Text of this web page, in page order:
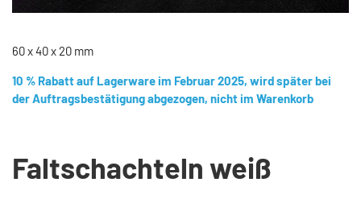
60 x 40 x 20 mm
10 % Rabatt auf Lagerware im Februar 2025, wird später bei
der Auftragsbestätigung abgezogen, nicht im Warenkorb
Faltschachteln weiß